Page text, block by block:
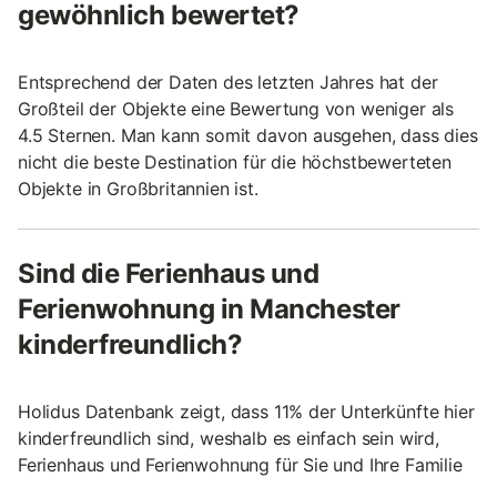
gewöhnlich bewertet?
Entsprechend der Daten des letzten Jahres hat der
Großteil der Objekte eine Bewertung von weniger als
4.5 Sternen. Man kann somit davon ausgehen, dass dies
nicht die beste Destination für die höchstbewerteten
Objekte in Großbritannien ist.
Sind die Ferienhaus und
Ferienwohnung in Manchester
kinderfreundlich?
Holidus Datenbank zeigt, dass 11% der Unterkünfte hier
kinderfreundlich sind, weshalb es einfach sein wird,
Ferienhaus und Ferienwohnung für Sie und Ihre Familie